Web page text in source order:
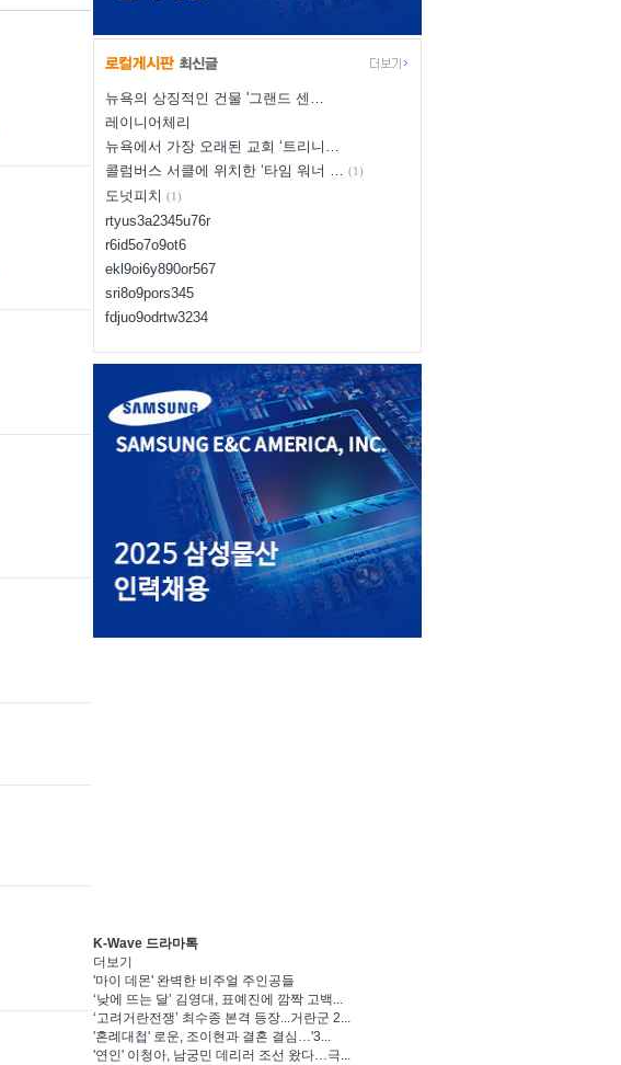
뉴욕의 상징적인 건물 '그랜드 센…
레이니어체리
뉴욕에서 가장 오래된 교회 ‘트리니…
콜럼버스 서클에 위치한 ‘타임 워너 … (1)
도넛피치 (1)
rtyus3a2345u76r
r6id5o7o9ot6
ekl9oi6y890or567
sri8o9pors345
fdjuo9odrtw3234
K-Wave 드라마톡
더보기
'마이 데몬' 완벽한 비주얼 주인공들
‘낮에 뜨는 달’ 김영대, 표예진에 깜짝 고백...
‘고려거란전쟁’ 최수종 본격 등장...거란군 2...
'혼례대첩' 로운, 조이현과 결혼 결심…'3...
'연인' 이청아, 남궁민 데리러 조선 왔다…극...